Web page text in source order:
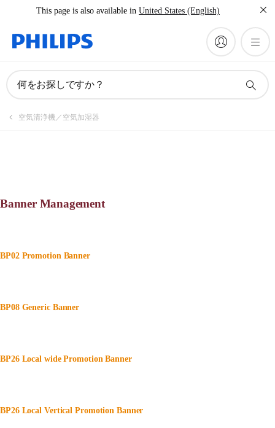
This page is also available in United States (English)
何をお探しですか？
空気清浄機／空気加湿器
Banner Management
BP02 Promotion Banner
BP08 Generic Banner
BP26 Local wide Promotion Banner
BP26 Local Vertical Promotion Banner